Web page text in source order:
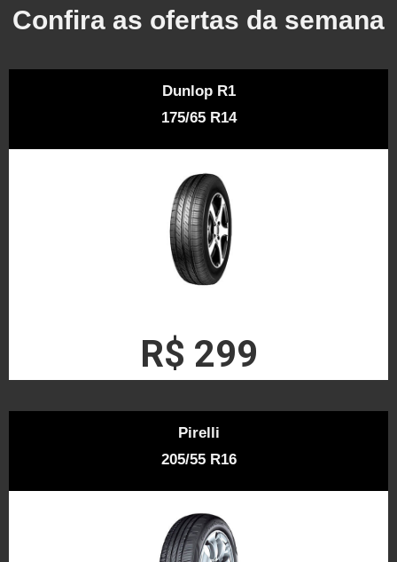
Confira as ofertas da semana
Dunlop R1
175/65 R14
R$ 299
Pirelli
205/55 R16